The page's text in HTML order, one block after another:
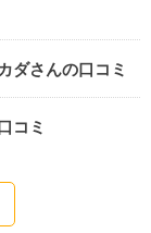
ダさんの口コミ
コミ